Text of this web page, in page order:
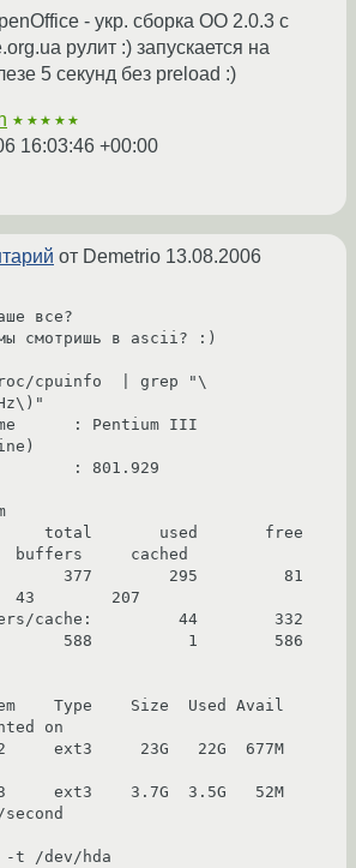
- укр. сборка OO 2.0.3 с
рулит :) запускается на
5 секунд без preload :)
★★★★★
16:03:46 +00:00
от Demetrio 13.08.2006
все?
смотришь в ascii? :)
cpuinfo  | grep "\
: Pentium III
: 801.929
buffers     cached
377        295         81
207
cache:         44        332
588          1        586
Type    Size  Used Avail
on
ext3     23G   22G  677M
ext3    3.7G  3.5G   52M
-t /dev/hda